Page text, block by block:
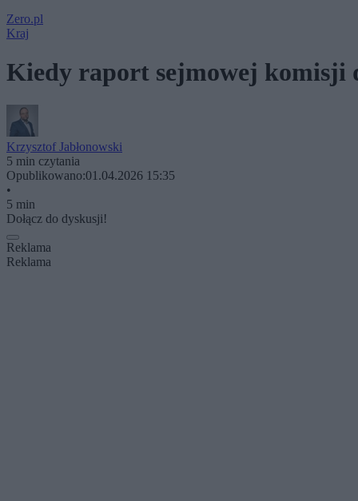
Zero.pl
Kraj
Kiedy raport sejmowej komisji
Krzysztof Jabłonowski
5 min czytania
Opublikowano:01.04.2026 15:35
•
5 min
Dołącz do dyskusji!
Reklama
Reklama